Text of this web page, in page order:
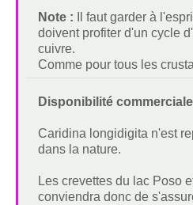
Note :
Il faut garder à
doivent profiter d'un cycle
cuivre.
Comme pour tous les
Disponibilité
Caridina longidigita n'est
dans la nature.
Les crevettes du lac Poso
conviendra donc de